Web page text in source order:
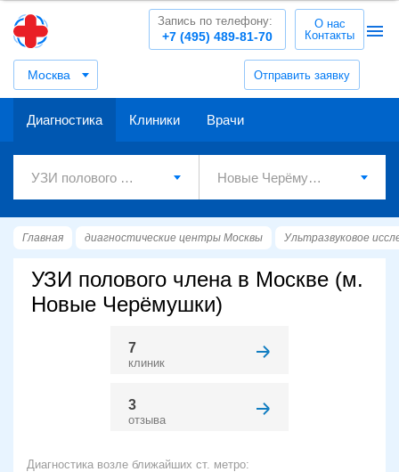
Москва Отправить заявку
+7 (495) 489-81-70
Запись по телефону:
О нас
Контакты
Диагностика Клиники Врачи
Главная диагностические центры Москвы Ультразвуковое
УЗИ полового члена в Москве (м.
Новые Черёмушки)
7
клиник
3
отзыва
Диагностика возле ближайших ст. метро: